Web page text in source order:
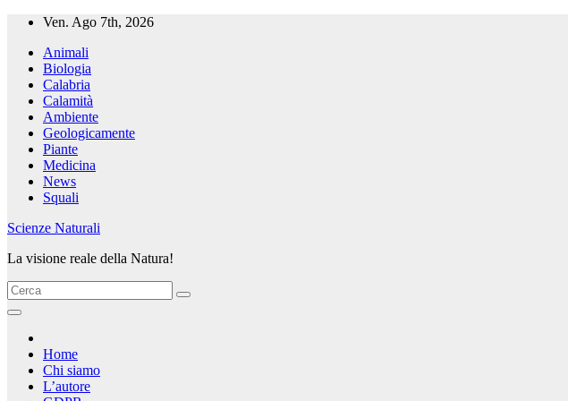
Salta
contenuto
Ven. Ago 7th, 2026
Animali
Biologia
Calabria
Calamità
Ambiente
Geologicamente
Piante
Medicina
News
Squali
Scienze Naturali
La visione reale della Natura!
Home
Chi siamo
L’autore